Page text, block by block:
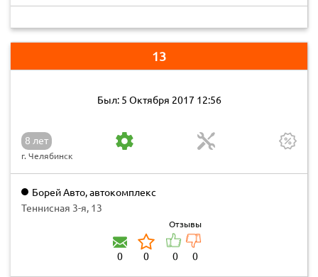
13
Был: 5 Октября 2017 12:56
8 лет
г. Челябинск
Борей Авто, автокомплекс
Теннисная 3-я, 13
0 0
Отзывы
0 0